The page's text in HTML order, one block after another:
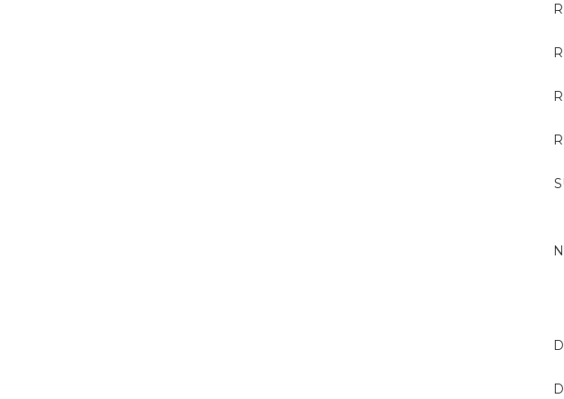
SUSPENSÃO VEICULAR: DICAS ESSENCIAIS PARA OTIMIZAR O DESEMPENHO DO SEU